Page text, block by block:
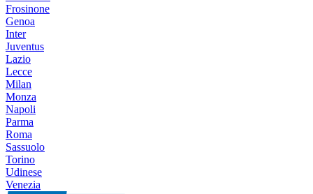
Frosinone
Genoa
Inter
Juventus
Lazio
Lecce
Milan
Monza
Napoli
Parma
Roma
Sassuolo
Torino
Udinese
Venezia